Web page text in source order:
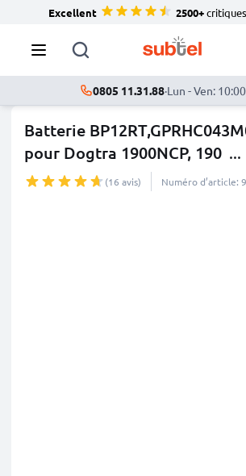
Excellent 2500+
0805 11.31.88·Lun - Ven:
Batterie
pour Dogtra 1900NCP, 190 ...
(16 avis) Numéro d’article: